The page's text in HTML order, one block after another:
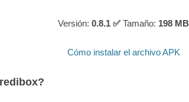
Versión: 0.8.1 ✅Tamaño: 198 MB
Cómo instalar el archivo APK